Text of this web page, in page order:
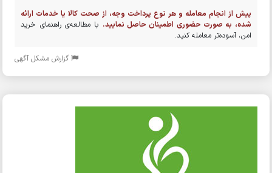
پیش از انجام معامله و هر نوع پرداخت وجه، از صحت کالا یا خدمات ارائه
شده، به صورت حضوری اطمینان حاصل نمایید. با مطالعه‌ی راهنمای خرید
امن، آسوده‌تر معامله کنید.
گزارش مشکل آگهی